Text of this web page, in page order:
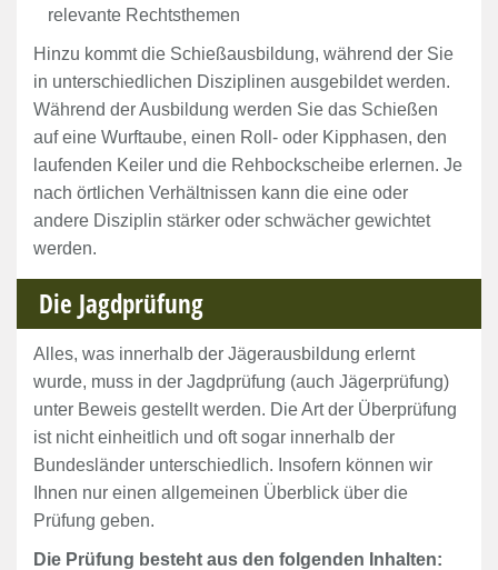
relevante Rechtsthemen
Hinzu kommt die Schießausbildung, während der Sie
in unterschiedlichen Disziplinen ausgebildet werden.
Während der Ausbildung werden Sie das Schießen
auf eine Wurftaube, einen Roll- oder Kipphasen, den
laufenden Keiler und die Rehbockscheibe erlernen. Je
nach örtlichen Verhältnissen kann die eine oder
andere Disziplin stärker oder schwächer gewichtet
werden.
Die Jagdprüfung
Alles, was innerhalb der Jägerausbildung erlernt
wurde, muss in der Jagdprüfung (auch Jägerprüfung)
unter Beweis gestellt werden. Die Art der Überprüfung
ist nicht einheitlich und oft sogar innerhalb der
Bundesländer unterschiedlich. Insofern können wir
Ihnen nur einen allgemeinen Überblick über die
Prüfung geben.
Die Prüfung besteht aus den folgenden Inhalten: